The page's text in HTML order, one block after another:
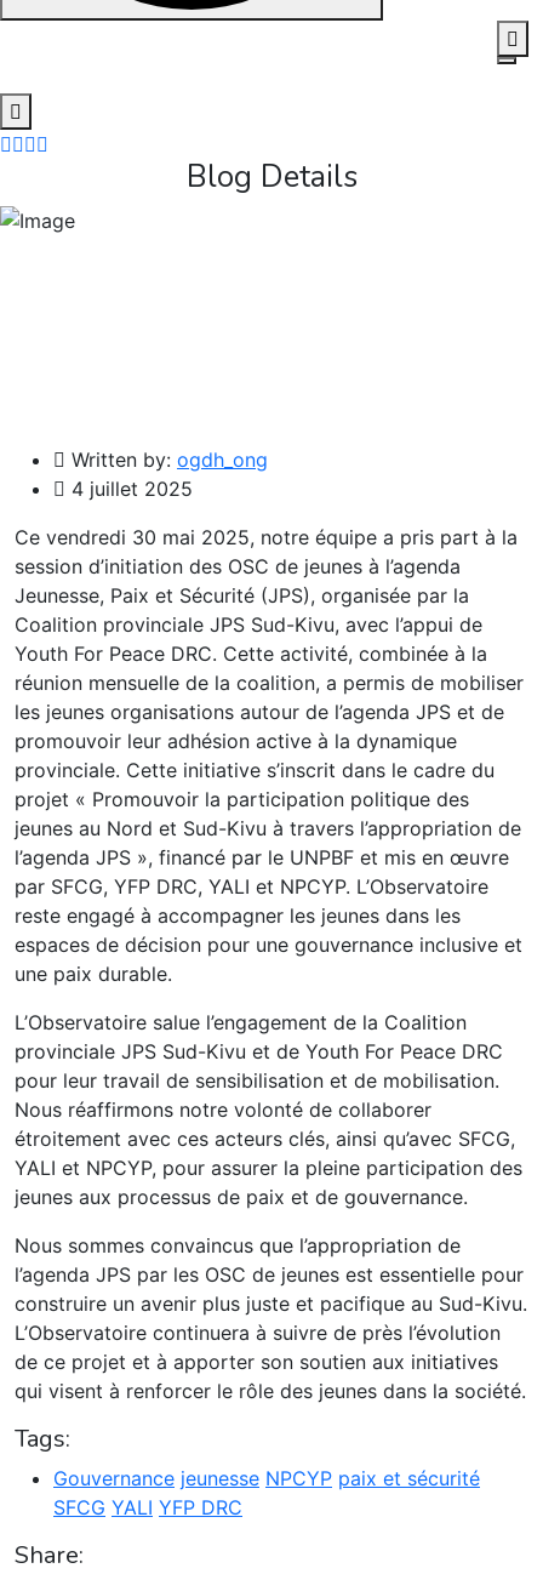
content
Blog Details
Written by: ogdh_ong
4 juillet 2025
Ce vendredi 30 mai 2025, notre équipe a pris part à la
session d’initiation des OSC de jeunes à l’agenda
Jeunesse, Paix et Sécurité (JPS), organisée par la
Coalition provinciale JPS Sud-Kivu, avec l’appui de
Youth For Peace DRC. Cette activité, combinée à la
réunion mensuelle de la coalition, a permis de mobiliser
les jeunes organisations autour de l’agenda JPS et de
promouvoir leur adhésion active à la dynamique
provinciale. Cette initiative s’inscrit dans le cadre du
projet « Promouvoir la participation politique des
jeunes au Nord et Sud-Kivu à travers l’appropriation de
l’agenda JPS », financé par le UNPBF et mis en œuvre
par SFCG, YFP DRC, YALI et NPCYP. L’Observatoire
reste engagé à accompagner les jeunes dans les
espaces de décision pour une gouvernance inclusive et
une paix durable.
L’Observatoire salue l’engagement de la Coalition
provinciale JPS Sud-Kivu et de Youth For Peace DRC
pour leur travail de sensibilisation et de mobilisation.
Nous réaffirmons notre volonté de collaborer
étroitement avec ces acteurs clés, ainsi qu’avec SFCG,
YALI et NPCYP, pour assurer la pleine participation des
jeunes aux processus de paix et de gouvernance.
Nous sommes convaincus que l’appropriation de
l’agenda JPS par les OSC de jeunes est essentielle pour
construire un avenir plus juste et pacifique au Sud-Kivu.
L’Observatoire continuera à suivre de près l’évolution
de ce projet et à apporter son soutien aux initiatives
qui visent à renforcer le rôle des jeunes dans la société.
Tags:
Gouvernance jeunesse NPCYP paix et sécurité
SFCG YALI YFP DRC
Share: